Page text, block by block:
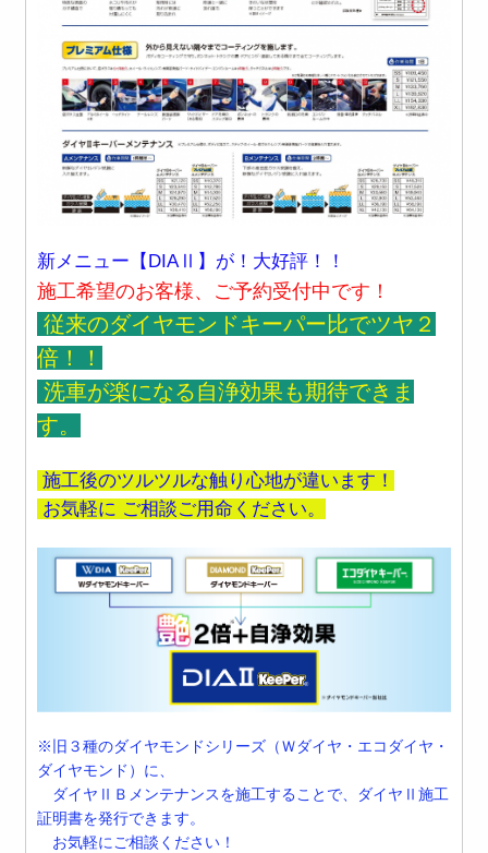
新メニュー【DIAⅡ】が！大好評！！
施工希望のお客様、ご予約受付中です！
従来のダイヤモンドキーパー比でツヤ２
倍！！
洗車が楽になる自浄効果も期待できま
す。
施工後のツルツルな触り心地が違います！
お気軽に ご相談ご用命ください。
※旧３種のダイヤモンドシリーズ（Ｗダイヤ・エコダイヤ・
ダイヤモンド）に、
ダイヤⅡＢメンテナンスを施工することで、ダイヤⅡ施工
証明書を発行できます。
お気軽にご相談ください！